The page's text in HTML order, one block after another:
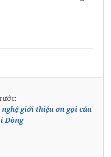
giới thiệu ơn gọi của
Dòng